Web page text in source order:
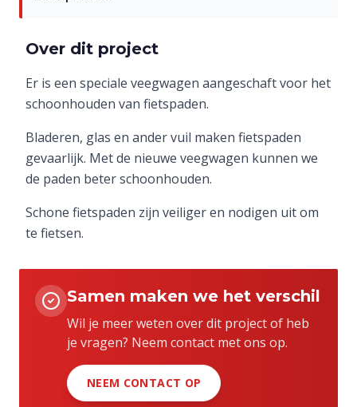
Over dit project
Er is een speciale veegwagen aangeschaft voor het
schoonhouden van fietspaden.
Bladeren, glas en ander vuil maken fietspaden
gevaarlijk. Met de nieuwe veegwagen kunnen we
de paden beter schoonhouden.
Schone fietspaden zijn veiliger en nodigen uit om
te fietsen.
Samen maken we het verschil
Wil je meer weten over dit project of heb
je vragen? Neem contact met ons op.
NEEM CONTACT OP